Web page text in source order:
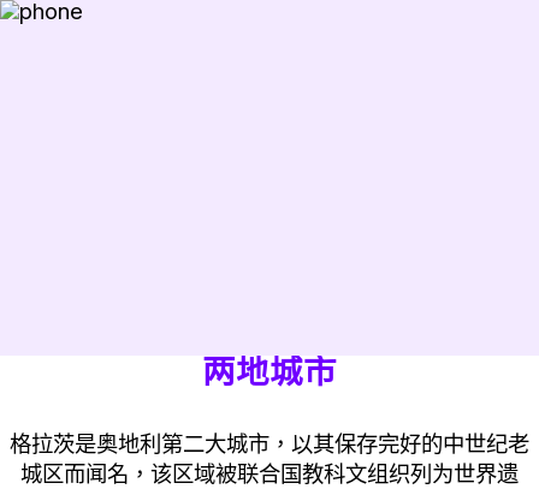
两地城市
格拉茨是奥地利第二大城市，以其保存完好的中世纪老
城区而闻名，该区域被联合国教科文组织列为世界遗